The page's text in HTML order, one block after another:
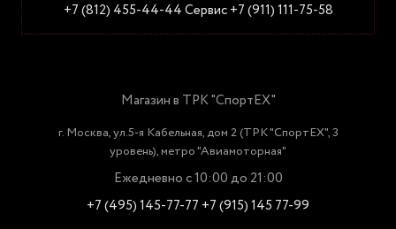
+7 (812) 455-44-44Сервис +7 (911) 111-75-58
Магазин в ТРК "СпортЕХ"
г. Москва, ул.5-я Кабельная, дом 2 (ТРК "СпортЕХ", 3
уровень), метро "Авиамоторная"
Ежедневно с 10:00 до 21:00
+7 (495) 145-77-77 +7 (915) 145 77-99